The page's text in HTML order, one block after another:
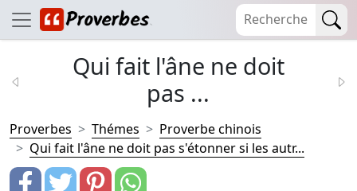
Qui fait l'âne ne doit
pas ...
Proverbes Thémes
Proverbe chinois
Qui fait l'âne ne doit pas s'étonner si les autr...